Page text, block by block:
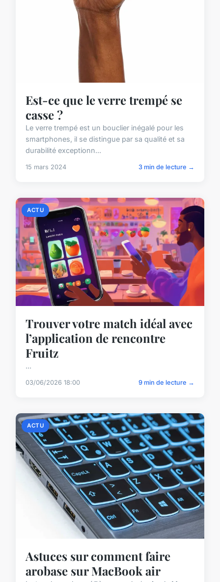
Est-ce que le verre trempé se
casse ?
Le verre trempé est un bouclier inégalé pour les
smartphones, il se distingue par sa qualité et sa
durabilité exceptionn...
15 mars 2024 3 min de lecture →
ACTU
Trouver votre match idéal avec
l’application de rencontre
Fruitz
...
03/06/2026 18:00 9 min de lecture →
ACTU
Astuces sur comment faire
arobase sur MacBook air